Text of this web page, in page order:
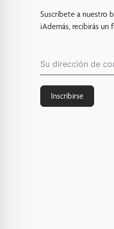
Suscríbete a nuestro
¡Además, recibirás
Inscribirse